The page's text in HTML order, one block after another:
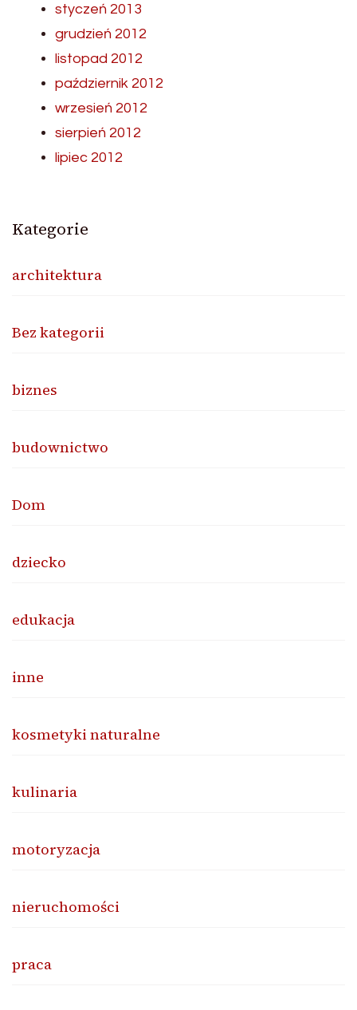
styczeń 2013
grudzień 2012
listopad 2012
październik 2012
wrzesień 2012
sierpień 2012
lipiec 2012
Kategorie
architektura
Bez kategorii
biznes
budownictwo
Dom
dziecko
edukacja
inne
kosmetyki naturalne
kulinaria
motoryzacja
nieruchomości
praca